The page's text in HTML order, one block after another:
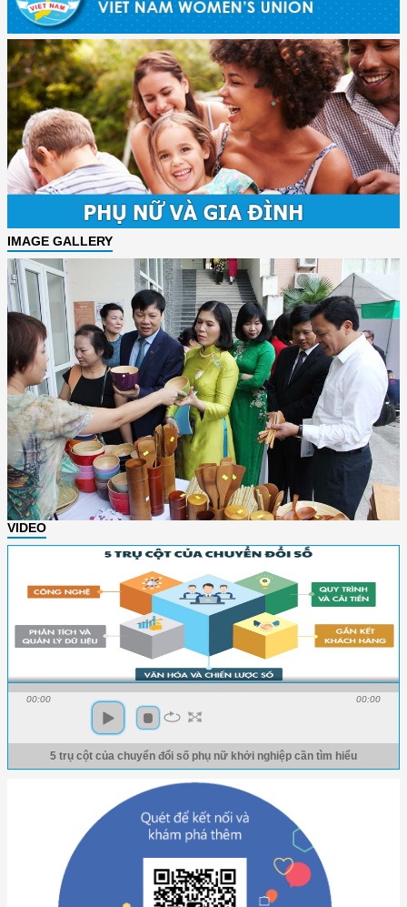
IMAGE GALLERY
VIDEO
00:00 00:00
5 trụ cột của chuyển đổi số phụ nữ khởi nghiệp cần tìm hiểu